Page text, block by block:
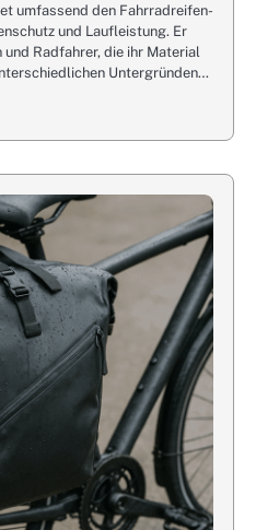
umfassend den Fahrradreifen-
und Laufleistung. Er
Radfahrer, die ihr Material
Untergründen…